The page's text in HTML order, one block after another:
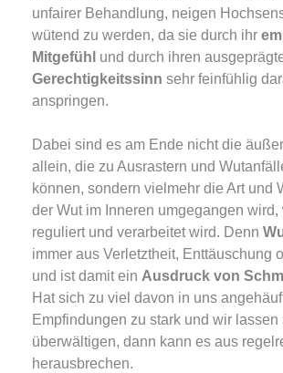
unfairer Behandlung, neigen
wütend zu werden, da sie durch ihr
Mitgefühl und durch ihren
Gerechtigkeitssinn sehr feinfühlig
anspringen.
Dabei sind es am Ende nicht die
allein, die zu Ausrastern und
können, sondern vielmehr die Art und
der Wut im Inneren umgegangen wird,
reguliert und verarbeitet wird. Denn
immer aus Verletztheit, Enttäuschung
und ist damit ein Ausdruck von
Hat sich zu viel davon in uns
Empfindungen zu stark und wir lassen
überwältigen, dann kann es aus
herausbrechen.